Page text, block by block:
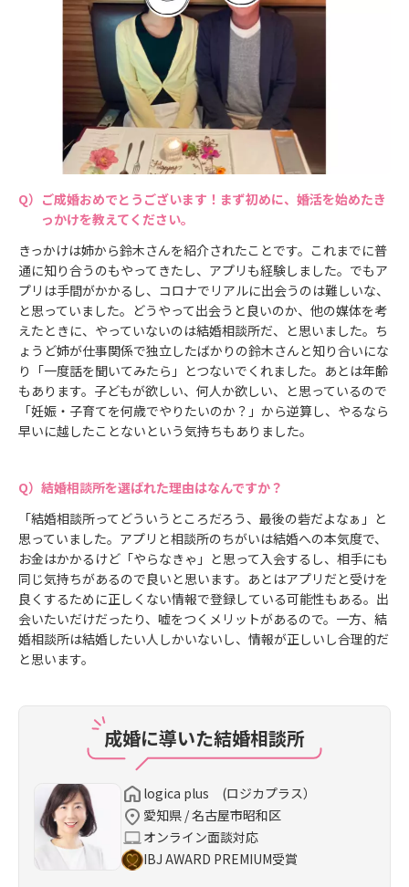
ご成婚おめでとうございます！まず初めに、婚活を始めたき
っかけを教えてください。
きっかけは姉から鈴木さんを紹介されたことです。これまでに普
通に知り合うのもやってきたし、アプリも経験しました。でもア
プリは手間がかかるし、コロナでリアルに出会うのは難しいな、
と思っていました。どうやって出会うと良いのか、他の媒体を考
えたときに、やっていないのは結婚相談所だ、と思いました。ち
ょうど姉が仕事関係で独立したばかりの鈴木さんと知り合いにな
り「一度話を聞いてみたら」とつないでくれました。あとは年齢
もあります。子どもが欲しい、何人か欲しい、と思っているので
「妊娠・子育てを何歳でやりたいのか？」から逆算し、やるなら
早いに越したことないという気持ちもありました。
結婚相談所を選ばれた理由はなんですか？
「結婚相談所ってどういうところだろう、最後の砦だよなぁ」と
思っていました。アプリと相談所のちがいは結婚への本気度で、
お金はかかるけど「やらなきゃ」と思って入会するし、相手にも
同じ気持ちがあるので良いと思います。あとはアプリだと受けを
良くするために正しくない情報で登録している可能性もある。出
会いたいだけだったり、嘘をつくメリットがあるので。一方、結
婚相談所は結婚したい人しかいないし、情報が正しいし合理的だ
と思います。
成婚に導いた結婚相談所
logica plus (ロジカプラス）
愛知県 / 名古屋市昭和区
オンライン面談対応
IBJ AWARD PREMIUM受賞